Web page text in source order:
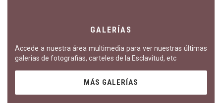
GALERÍAS
Accede a nuestra área multimedia para ver nuestras últimas
galerias de fotografias, carteles de la Esclavitud, etc
MÁS GALERÍAS